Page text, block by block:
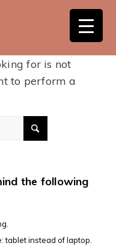
for is not
to perform a
the following
tablet instead of laptop.